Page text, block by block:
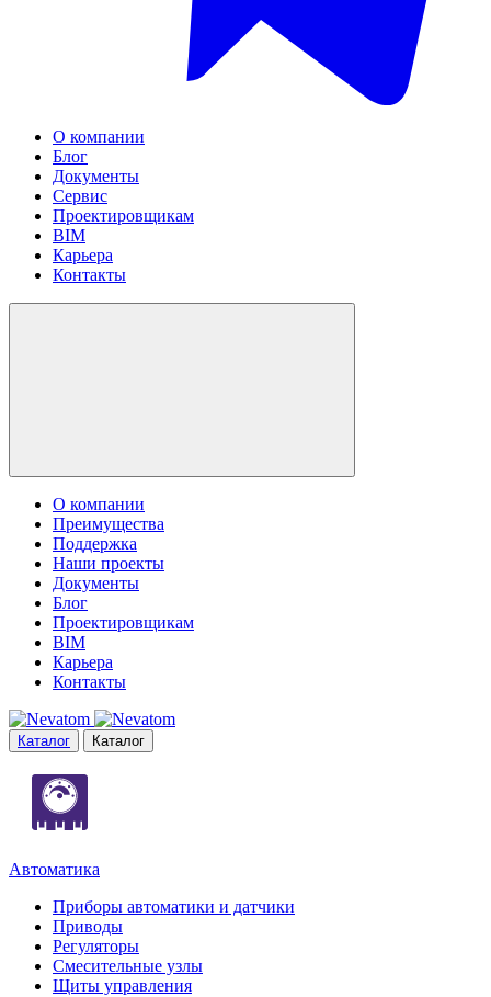
О компании
Блог
Документы
Сервис
Проектировщикам
BIM
Карьера
Контакты
О компании
Преимущества
Поддержка
Наши проекты
Документы
Блог
Проектировщикам
BIM
Карьера
Контакты
Каталог Каталог
Автоматика
Приборы автоматики и датчики
Приводы
Регуляторы
Смесительные узлы
Щиты управления